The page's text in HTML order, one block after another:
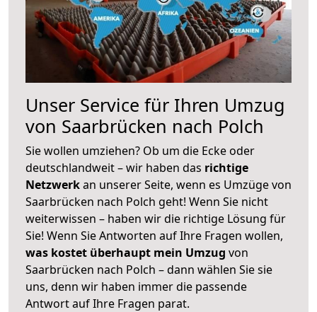
Unser Service für Ihren Umzug
von Saarbrücken nach Polch
Sie wollen umziehen? Ob um die Ecke oder
deutschlandweit – wir haben das richtige
Netzwerkan unserer Seite, wenn es Umzüge von
Saarbrücken nach Polch geht! Wenn Sie nicht
weiterwissen – haben wir die richtige Lösung für
Sie! Wenn Sie Antworten auf Ihre Fragen wollen,
was kostet überhaupt mein Umzug von
Saarbrücken nach Polch – dann wählen Sie sie
uns, denn wir haben immer die passende
Antwort auf Ihre Fragen parat.